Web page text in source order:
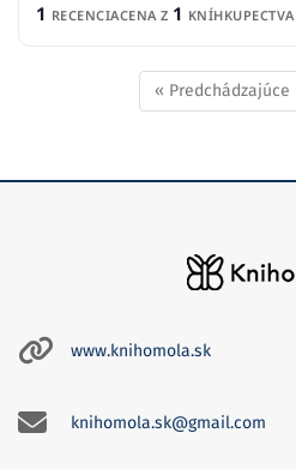
1 RECENCIACENA Z 1 KNÍHKUPECTVA
« Predchádzajúce
www.knihomola.sk
knihomola.sk@gmail.com